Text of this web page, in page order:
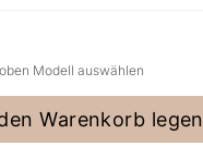
Modell auswählen
Warenkorb legen